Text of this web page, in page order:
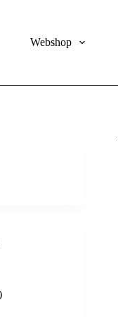
Webshop